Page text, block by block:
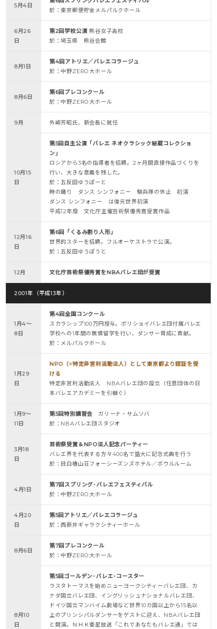
5月4日
於：東京郵便貯金メルパルクホール
6月26
日
第2回学校公演 熊谷女子高校
於：埼玉県 熊谷会館
8月1日
第4回アトリエ／バレエコラージュ
於：中野ZERO大ホール
8月6日
第6回プレコンクール
於：中野ZERO大ホール
9月 外崎芳昭氏、新会長に就任
10月15
日
第5回自主公演「バレエ ネオクラシック秘蔵コレクショ
ン」
ロシアから3名の指導者を招聘。2ヶ月間直接作品づくりを
行い、大きな意義を残した。
於：五反田ゆうぽーと
時の踊り ダンス シンフォニー 騎兵隊の休止 初演
ダンス シンフォニー は復元世界初演
平成12年度 文化庁主催芸術祭優秀賞受賞作品
12月16
日
第6回「くるみ割り人形」
世界的スターを招聘。フルオーケストラで公演。
於：五反田ゆうぽうと
12月 文化庁芸術祭優秀賞をNBAバレエ団が受賞
2001年（平成13年）
1月4～
8日
第4回全国コンクール
スカラシップ100万円授与。ボリショイバレエ団付属バレエ
学校への1年間の無償留学を行い、ダンサー育成に貢献。
於：メルパルクホール
1月29
日
NPO（=特定非営利活動法人）として東京都より認証を受
ける
特定非営利活動法人 NBAバレエ団の設立（任意団体の日
本バレエアカデミーを引継ぐ）
1月9～
11日
第5回特別講習会 ガリーナ・サムソバ
於：NBAバレエ団スタジオ
3月18
日
芸術祭受賞＆NPO法人記念パーティー
バレエ界を代表する方々400名で盛大に記念式典を行う
於：目白椿山荘フォーシーズンズホテル／ボウルルーム
4月1日
第7回スプリング･バレエフェスティバル
於：中野ZERO大ホール
4月20
日
第5回アトリエ／バレエコラージュ
於：西新井ギャラクシティーホール
8月6日
第7回プレコンクール
於：中野ZERO大ホール
8月10
日
第5回ゴールデン･バレエ･コースター
ラスタトーマスを始めニューヨークシティーバレエ団、カ
ナダ国立バレエ団、イングリッシュナショナルバレエ団、
ドイツ国立マンハイム劇場など世界10カ国以上から15名以
上のプリンシパルダンサーをゲストに迎え、NBAバレエ団
と競演。ＮＨＫ衛星放送「これであなたもバレエ通」では